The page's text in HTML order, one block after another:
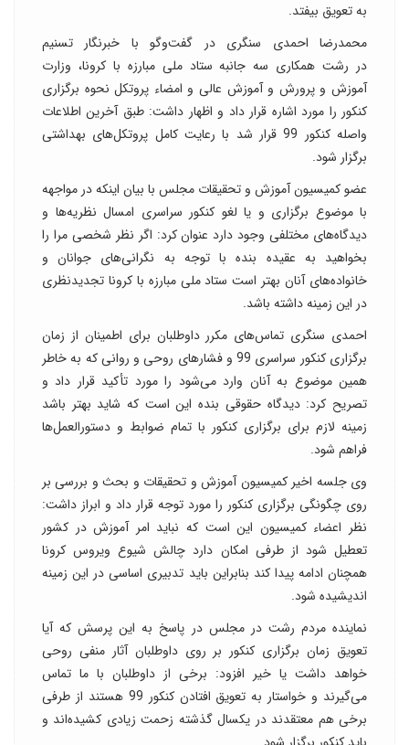
به تعویق بیفتد.
محمدرضا احمدی سنگری در گفت‌وگو با خبرنگار تسنیم
در رشت همکاری سه جانبه ستاد ملی مبارزه با کرونا، وزارت
آموزش و پرورش و آموزش عالی و امضاء پروتکل نحوه برگزاری
کنکور را مورد اشاره قرار داد و اظهار داشت: طبق آخرین اطلاعات
واصله کنکور 99 قرار شد با رعایت کامل پروتکل‌های بهداشتی
برگزار شود.
عضو کمیسیون آموزش و تحقیقات مجلس با بیان اینکه در مواجهه
با موضوع برگزاری و یا لغو کنکور سراسری امسال نظریه‌ها و
دیدگاه‌های مختلفی وجود دارد عنوان کرد: اگر نظر شخصی مرا را
بخواهید به عقیده بنده با توجه به نگرانی‌های جوانان و
خانواده‌های آنان بهتر است ستاد ملی مبارزه با کرونا تجدیدنظری
در این زمینه داشته باشد.
احمدی سنگری تماس‌های مکرر داوطلبان برای اطمینان از زمان
برگزاری کنکور سراسری 99 و فشارهای روحی و روانی که به خاطر
همین موضوع به آنان وارد می‌شود را مورد تأکید قرار داد و
تصریح کرد: دیدگاه حقوقی بنده این است که شاید بهتر باشد
زمینه لازم برای برگزاری کنکور با تمام ضوابط و دستورالعمل‌ها
فراهم شود.
وی جلسه اخیر کمیسیون آموزش و تحقیقات و بحث و بررسی بر
روی چگونگی برگزاری کنکور را مورد توجه قرار داد و ابراز داشت:
نظر اعضاء کمیسیون این است که نباید امر آموزش در کشور
تعطیل شود از طرفی امکان دارد چالش شیوع ویروس کرونا
همچنان ادامه پیدا کند بنابراین باید تدبیری اساسی در این زمینه
اندیشیده شود.
نماینده مردم رشت در مجلس در پاسخ به این پرسش که آیا
تعویق زمان برگزاری کنکور بر روی داوطلبان آثار منفی روحی
خواهد داشت یا خیر افزود: برخی از داوطلبان با ما تماس
می‌گیرند و خواستار به تعویق افتادن کنکور 99 هستند از طرفی
برخی هم معتقدند در یکسال گذشته زحمت زیادی کشیده‌اند و